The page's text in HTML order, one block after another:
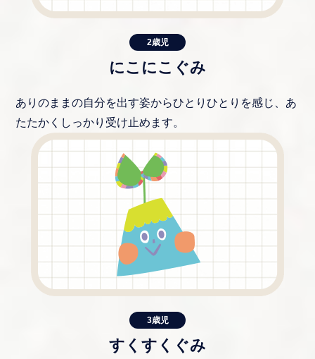
2歳児
にこにこぐみ
ありのままの自分を出す姿からひとりひとりを感じ、あ
たたかくしっかり受け止めます。
3歳児
すくすくぐみ